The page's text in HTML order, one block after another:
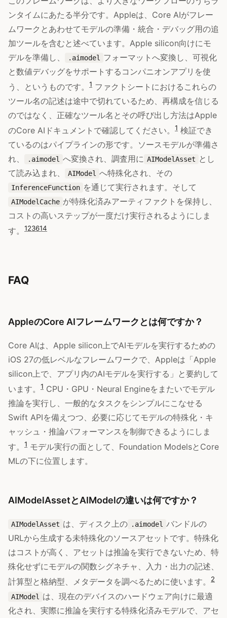
ンタイムにあたる半分です。Appleは、Core AIがフレー
ムワークとあわせてモデルの準備・統合・デバッグ用の追
加ツールを含むと述べています。Apple silicon向けにモ
デルを準備し、
.aimodel
フォーマットへ変換し、可視化
と数値デバッグをサポートするコンパニオンアプリを使
う、というものです。
1 ファクトシートにおけるこれらの
ツール名の記述は途中で切れているため、再構成を信じる
のではなく、正確なツール名とその呼び出し方法はApple
のCore AIドキュメントで確認してください。
1 検証でき
ているのはパイプラインの形です。ソースモデルが準備さ
れ、
.aimodel へ変換され、調査用に AIModelAsset
とし
て読み込まれ、
AIModel へ特殊化され、その
InferenceFunction を通じて実行されます。そして
AIModelCache が特殊化済みアーティファクトを保持し、
コストの高いステップが一度だけ実行されるようにしま
す。
123614
FAQ
AppleのCore AIフレームワークとは何ですか？
Core AIは、Apple silicon上でAIモデルを実行するための
iOS 27の低レベルなフレームワークで、Appleは「Apple
silicon上で、アプリ内のAIモデルを実行する」と要約して
います。
1 CPU・GPU・Neural Engineをまたいでモデル
推論を実行し、一般的なタスクをシンプルにこなせる
Swift APIを備えつつ、必要に応じてモデルの特殊化・キ
ャッシュ・推論パフォーマンスを制御できるようにしま
す。
1 モデル実行の面として、Foundation ModelsとCore
MLの下に位置します。
AIModelAssetとAIModelの違いは何ですか？
AIModelAsset は、ディスク上の .aimodel バンドルの
URLから生成する未特殊化のソースアセットです。特殊化
はコストが高く、アセットは推論を実行できないため、特
殊化せずにモデルの関数シグネチャ、入力・出力の記述、
計算型と格納型、メタデータを調べるために使います。
2
AIModel
は、現在のデバイスのハードウェア向けに最適
化され、実際に推論を実行する特殊化済みモデルで、アセ